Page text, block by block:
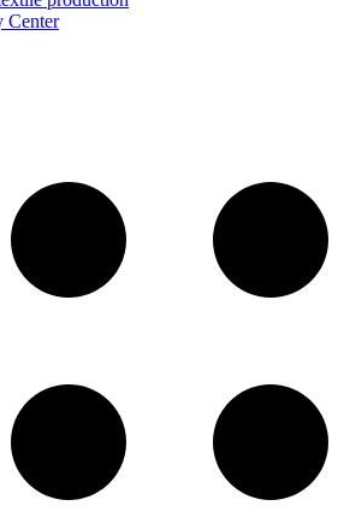
Center